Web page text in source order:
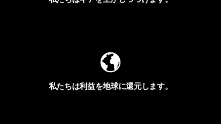
私たちは利益を地球に還元します。